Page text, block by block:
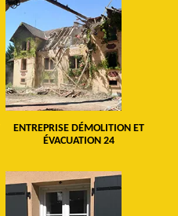
ENTREPRISE DÉMOLITION ET
ÉVACUATION 24